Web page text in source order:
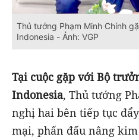
Thủ tướng Phạm Minh Chính
Indonesia - Ảnh: VGP
Tại cuộc gặp với Bộ
Indonesia, Thủ tướng
nghị hai bên tiếp tục
mại, phấn đấu nâng